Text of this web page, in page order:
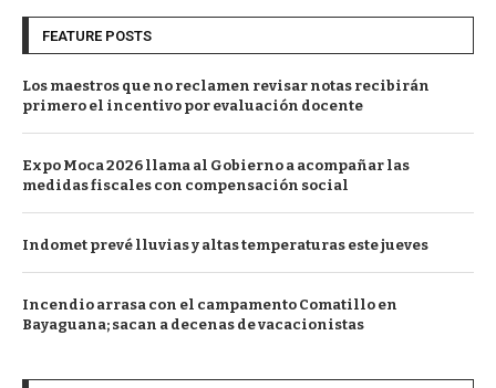
FEATURE POSTS
Los maestros que no reclamen revisar notas recibirán
primero el incentivo por evaluación docente
Expo Moca 2026 llama al Gobierno a acompañar las
medidas fiscales con compensación social
Indomet prevé lluvias y altas temperaturas este jueves
Incendio arrasa con el campamento Comatillo en
Bayaguana; sacan a decenas de vacacionistas